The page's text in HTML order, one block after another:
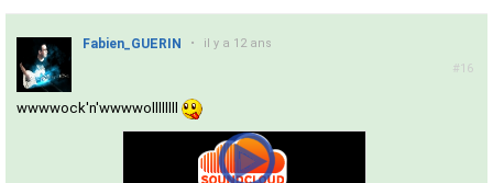
#16
Fabien_GUERIN • il y a 12 ans
wwwwock'n'wwwwollllllll